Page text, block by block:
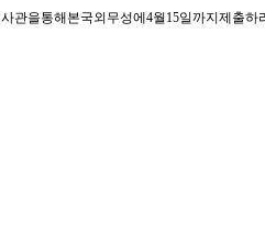
관을통해본국외무성에4월15일까지제출하